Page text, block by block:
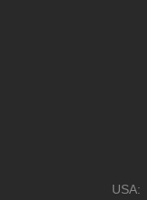
USA